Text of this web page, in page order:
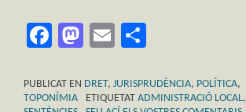
Facebook
Mastodon
Email
PUBLICAT EN DRET, JURISPRUDÈNCIA, POLÍTICA,
TOPONÍMIA
ETIQUETAT ADMINISTRACIÓ LOCAL,